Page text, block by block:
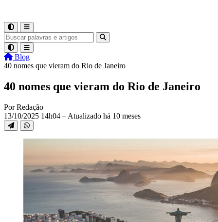
Blog
40 nomes que vieram do Rio de Janeiro
40 nomes que vieram do Rio de Janeiro
Por Redação
13/10/2025 14h04 – Atualizado há 10 meses